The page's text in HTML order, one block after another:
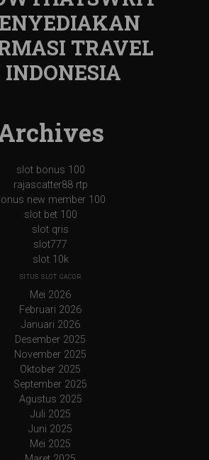
TRAVEL
INDONESIA
slot bonus 100
rajascatter88 rtp
new member 100
slot bet 100
slot qris
slot777
slot 10k
SITUS SLOT GACOR
Mei 2026
Februari 2026
Januari 2026
Desember 2025
November 2025
Oktober 2025
September 2025
Agustus 2025
Juli 2025
Juni 2025
Mei 2025